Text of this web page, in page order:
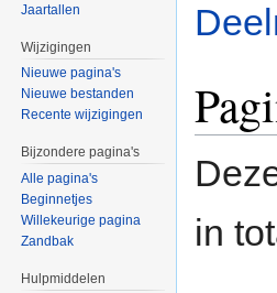
in
Jaartallen
Wijzigingen
Nieuwe pagina's
Nieuwe bestanden
Recente wijzigingen
Bijzondere pagina's
Alle pagina's
Beginnetjes
Willekeurige pagina
Zandbak
Hulpmiddelen